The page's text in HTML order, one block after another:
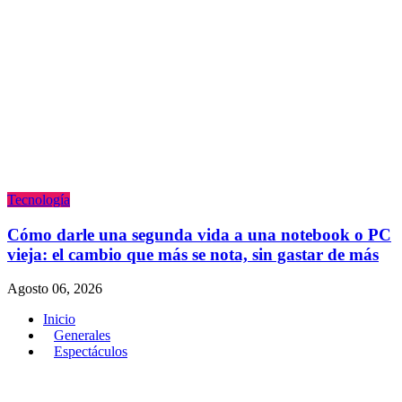
Tecnologí­a
Cómo darle una segunda vida a una notebook o PC
vieja: el cambio que más se nota, sin gastar de más
Agosto 06, 2026
Inicio
Generales
Espectáculos